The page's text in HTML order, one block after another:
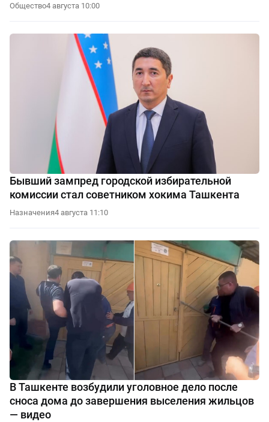
Общество4 августа 10:00
Бывший зампред городской избирательной
комиссии стал советником хокима Ташкента
Назначения4 августа 11:10
В Ташкенте возбудили уголовное дело после
сноса дома до завершения выселения жильцов
— видео